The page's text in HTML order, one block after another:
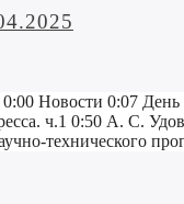
Новости 0:07
ч.1 0:50 А. С.